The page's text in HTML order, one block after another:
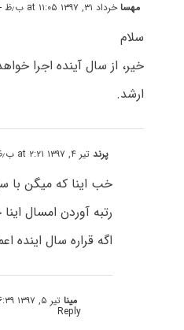
مهساخرداد ۳۱, ۱۳۹۷ at ۱۱:۰۵ ب٫ظ - Reply
سلام
خیر، از سال آینده اجرا
ارشد.
پرندتیر ۴, ۱۳۹۷ at ۲:۲۱ ب٫ظ
رتبه آوردن امسال
اگه قراره سال اینده
میناتیر ۵, ۱۳۹۷ at ۶:۳۹ ب٫ظ
Reply